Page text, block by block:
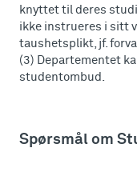
knyttet til deres
ikke instrueres i sitt
taushetsplikt, jf.
(3) Departementet
studentombud.
Spørsmål om